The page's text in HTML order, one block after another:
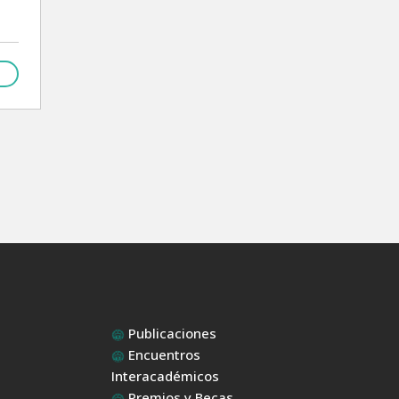
Publicaciones
Encuentros
Interacadémicos